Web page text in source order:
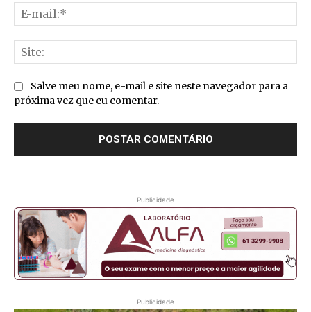
Salve meu nome, e-mail e site neste navegador para a
próxima vez que eu comentar.
Publicidade
Publicidade